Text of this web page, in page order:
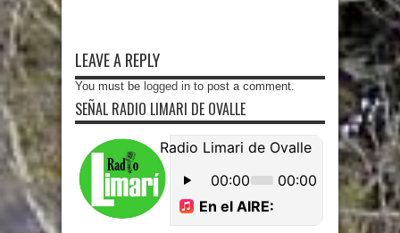
LEAVE A REPLY
You must be logged in to post a comment.
SEÑAL RADIO LIMARI DE OVALLE